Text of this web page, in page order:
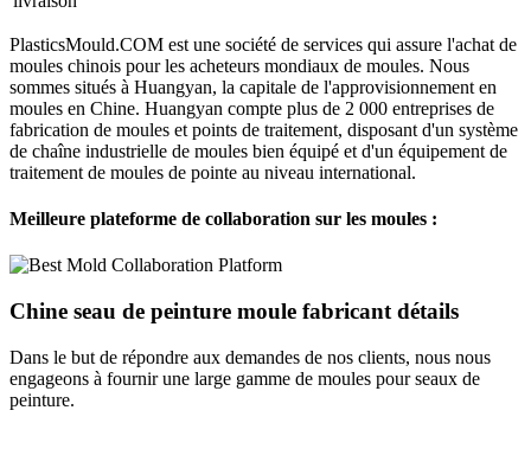
PlasticsMould.COM est une société de services qui assure l'achat de
moules chinois pour les acheteurs mondiaux de moules. Nous
sommes situés à Huangyan, la capitale de l'approvisionnement en
moules en Chine. Huangyan compte plus de 2 000 entreprises de
fabrication de moules et points de traitement, disposant d'un système
de chaîne industrielle de moules bien équipé et d'un équipement de
traitement de moules de pointe au niveau international.
Meilleure plateforme de collaboration sur les moules :
Chine seau de peinture moule fabricant détails
Dans le but de répondre aux demandes de nos clients, nous nous
engageons à fournir une large gamme de moules pour seaux de
peinture.